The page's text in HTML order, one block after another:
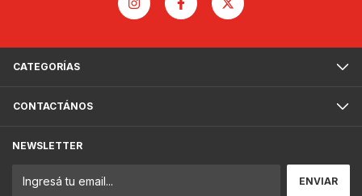
CATEGORÍAS
CONTACTÁNOS
NEWSLETTER